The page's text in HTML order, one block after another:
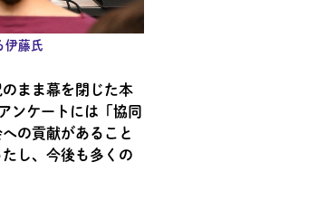
伊藤氏
まま幕を閉じた本
ンケートには「協同
の貢献があること
し、今後も多くの